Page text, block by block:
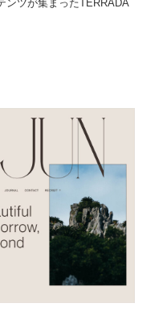
ンツが集まったTERRADA